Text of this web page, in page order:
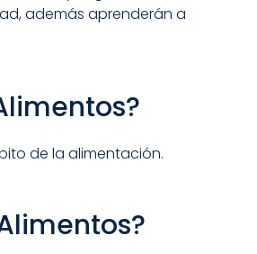
además aprenderán a
de la alimentación.